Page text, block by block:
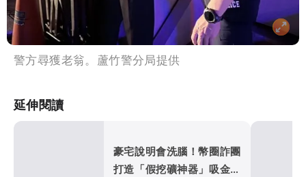
警方尋獲老翁。蘆竹警分局提供
延伸閱讀
豪宅說明會洗腦！幣圈詐團
打造「假挖礦神器」吸金